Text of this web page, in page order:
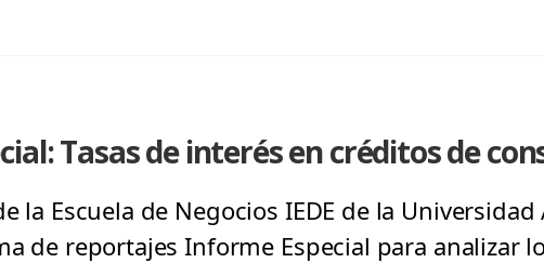
Tasas de interés en créditos de
la Escuela de Negocios IEDE de la
de reportajes Informe Especial para analizar